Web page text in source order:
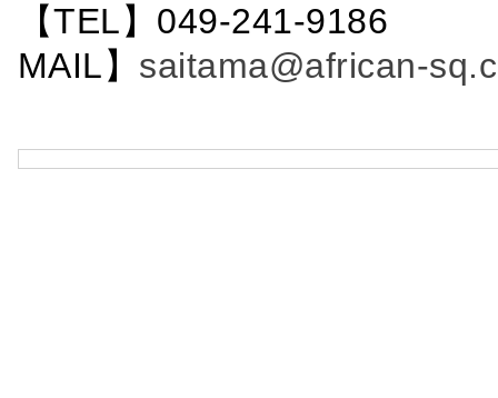
【TEL】049-241-
MAIL】 saitama@african-